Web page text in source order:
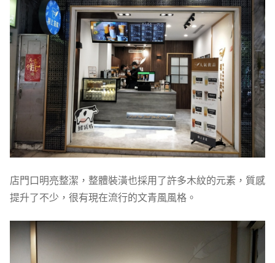
店門口明亮整潔，整體裝潢也採用了許多木紋的元素，質感
提升了不少，很有現在流行的文青風風格。